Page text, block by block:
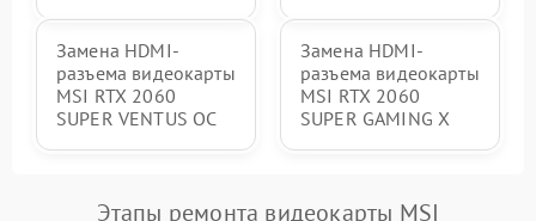
Замена HDMI-
разъема видеокарты
MSI RTX 2060
SUPER VENTUS OC
Замена HDMI-
разъема видеокарты
MSI RTX 2060
SUPER GAMING X
Этапы ремонта видеокарты MSI